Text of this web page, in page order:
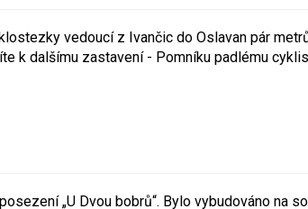
vedoucí z Ivančic do Oslavan pár
k dalšímu zastavení - Pomníku padlému
„U Dvou bobrů“. Bylo vybudováno na